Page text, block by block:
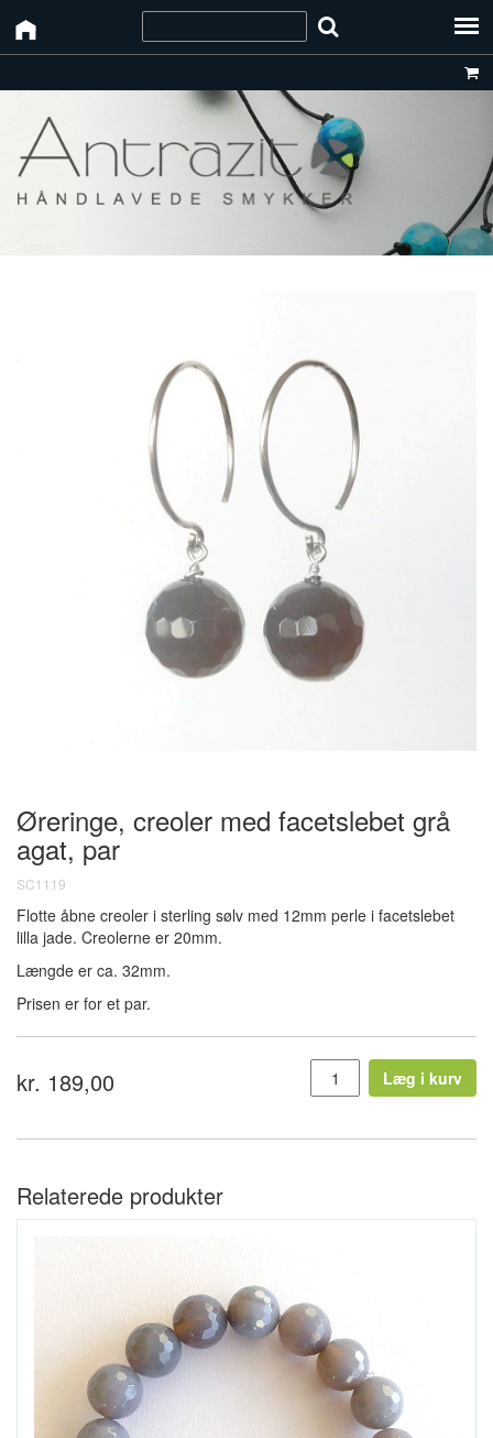
Øreringe, creoler med facetslebet grå
agat, par
SC1119
Flotte åbne creoler i sterling sølv med 12mm perle i facetslebet
lilla jade. Creolerne er 20mm.
Længde er ca. 32mm.
Prisen er for et par.
kr. 189,00 Læg i kurv
Relaterede produkter